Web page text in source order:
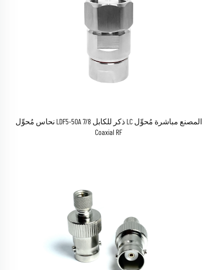
المصنع مباشرة مُحوِّل LC ذكر للكابل LDF5-50A 7/8 نحاس مُحوِّل
Coaxial RF